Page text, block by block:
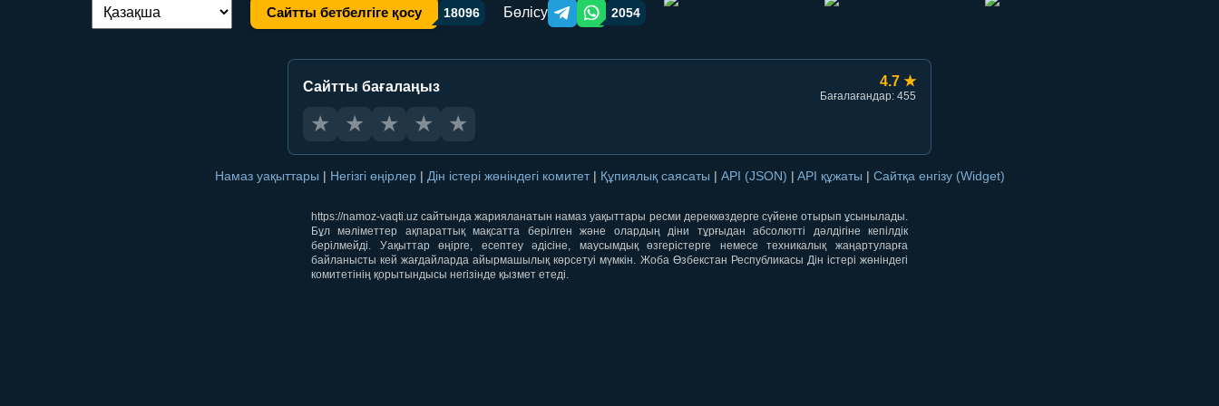
Тілді ауыстыру: Сайтты бетбелгіге қосу 18096 Бөлісу Telegram orqali ulashish
WhatsApp orqali ulashish
2054
Сайтты бағалаңыз 4.7 ★
Бағалағандар: 455
★ ★ ★ ★ ★
Намаз уақыттары | Негізгі өңірлер | Дін істері жөніндегі комитет | Құпиялық саясаты | API (JSON) | API құжаты | Сайтқа енгізу (Widget)
https://namoz-vaqti.uz сайтында жарияланатын намаз уақыттары ресми дереккөздерге сүйене отырып ұсынылады.
Бұл мәліметтер ақпараттық мақсатта берілген және олардың діни тұрғыдан абсолютті дәлдігіне кепілдік
берілмейді. Уақыттар өңірге, есептеу әдісіне, маусымдық өзгерістерге немесе техникалық жаңартуларға
байланысты кей жағдайларда айырмашылық көрсетуі мүмкін. Жоба Өзбекстан Республикасы Дін істері жөніндегі
комитетінің қорытындысы негізінде қызмет етеді.